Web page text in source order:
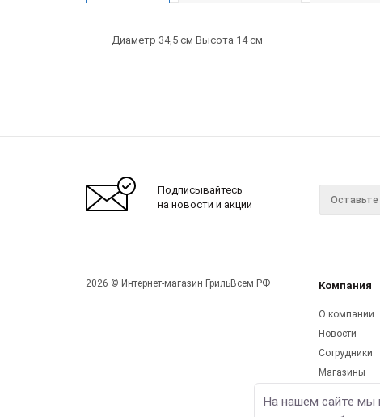
Диаметр 34,5 см Высота 14 см
Подписывайтесь
на новости и акции
2026 © Интернет-магазин ГрильВсем.РФ Компания
О компании
Новости
Сотрудники
Магазины
На нашем сайте мы